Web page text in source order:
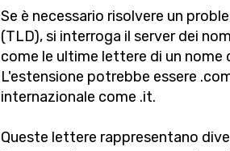
Se è necessario risolvere un
(TLD), si interroga il server dei
come le ultime lettere di un nome
L'estensione potrebbe essere
internazionale come .it.
Queste lettere rappresentano